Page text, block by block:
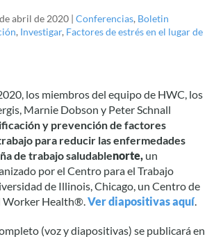
abril de 2020 | Conferencias, Boletin
, Investigar, Factores de estrés en el lugar de
los miembros del equipo de HWC, los
Marnie Dobson y Peter Schnall
y prevención de factores
para reducir las enfermedades
de trabajo saludablenorte, un
por el Centro para el Trabajo
de Illinois, Chicago, un Centro de
Worker Health®.Ver diapositivas aquí.
(voz y diapositivas) se publicará en